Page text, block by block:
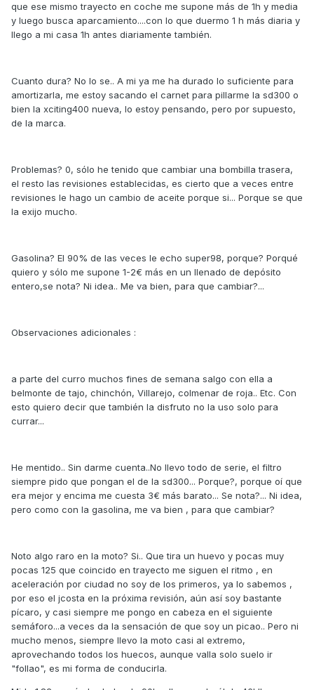
que ese mismo trayecto en coche me supone más de 1h y media
y luego busca aparcamiento....con lo que duermo 1 h más diaria y
llego a mi casa 1h antes diariamente también.
Cuanto dura? No lo se.. A mi ya me ha durado lo suficiente para
amortizarla, me estoy sacando el carnet para pillarme la sd300 o
bien la xciting400 nueva, lo estoy pensando, pero por supuesto,
de la marca.
Problemas? 0, sólo he tenido que cambiar una bombilla trasera,
el resto las revisiones establecidas, es cierto que a veces entre
revisiones le hago un cambio de aceite porque si... Porque se que
la exijo mucho.
Gasolina? El 90% de las veces le echo super98, porque? Porqué
quiero y sólo me supone 1-2€ más en un llenado de depósito
entero,se nota? Ni idea.. Me va bien, para que cambiar?...
Observaciones adicionales :
a parte del curro muchos fines de semana salgo con ella a
belmonte de tajo, chinchón, Villarejo, colmenar de roja.. Etc. Con
esto quiero decir que también la disfruto no la uso solo para
currar...
He mentido.. Sin darme cuenta..No llevo todo de serie, el filtro
siempre pido que pongan el de la sd300... Porque?, porque oí que
era mejor y encima me cuesta 3€ más barato... Se nota?... Ni idea,
pero como con la gasolina, me va bien , para que cambiar?
Noto algo raro en la moto? Si.. Que tira un huevo y pocas muy
pocas 125 que coincido en trayecto me siguen el ritmo , en
aceleración por ciudad no soy de los primeros, ya lo sabemos ,
por eso el jcosta en la próxima revisión, aún así soy bastante
pícaro, y casi siempre me pongo en cabeza en el siguiente
semáforo...a veces da la sensación de que soy un picao.. Pero ni
mucho menos, siempre llevo la moto casi al extremo,
aprovechando todos los huecos, aunque valla solo suelo ir
"follao", es mi forma de conducirla.